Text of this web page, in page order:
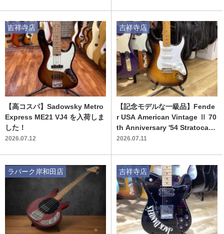
【高コスパ】Sadowsky Metro
Express ME21 VJ4 を入荷しま
した！
2026.07.12
吉祥寺店
【記念モデルな一級品】Fende
r USA American Vintage Ⅱ 70
th Anniversary '54 Stratocast
er を入荷しました！
2026.07.11
吉祥寺店
ラパーク岸和田店 吉祥寺店